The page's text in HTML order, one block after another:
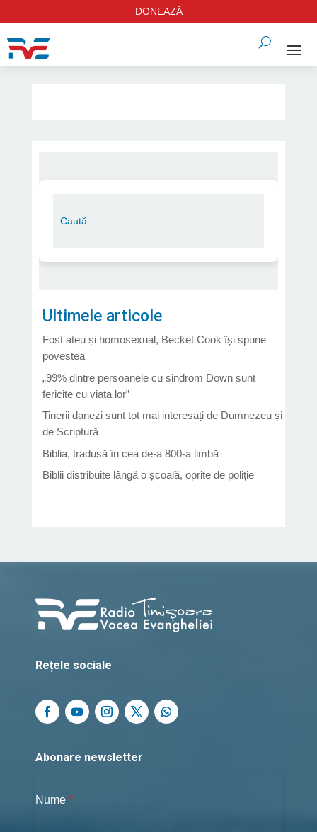
DONEAZĂ
Ultimele articole
Fost ateu și homosexual, Becket Cook își spune
povestea
„99% dintre persoanele cu sindrom Down sunt
fericite cu viața lor”
Tinerii danezi sunt tot mai interesați de Dumnezeu și
de Scriptură
Biblia, tradusă în cea de-a 800-a limbă
Biblii distribuite lângă o școală, oprite de poliție
Rețele sociale
Abonare newsletter
Nume *